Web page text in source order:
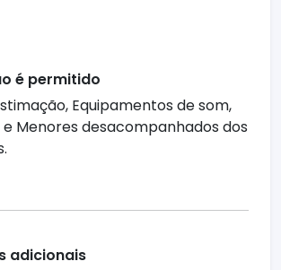
é permitido
Equipamentos de som,
e Menores desacompanhados dos
adicionais